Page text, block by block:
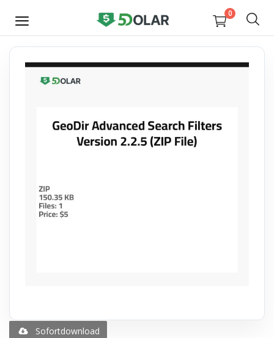
0
JETZT
VERKAUFEN
E-books
MerklisteSofortdownload